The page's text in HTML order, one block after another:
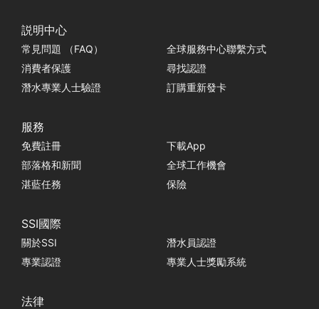
説明中心
常見問題 （FAQ）
全球服務中心聯繫方式
消費者保護
尋找認證
潛水專業人士驗證
訂購重新發卡
服務
免費註冊
下載App
部落格和新聞
全球工作機會
湛藍任務
保險
SSI國際
關於SSI
潛水員認證
專業認證
專業人士獎勵系統
法律